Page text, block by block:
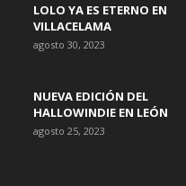
LOLO YA ES ETERNO EN
VILLACELAMA
agosto 30, 2023
NUEVA EDICIÓN DEL
HALLOWINDIE EN LEÓN
agosto 25, 2023